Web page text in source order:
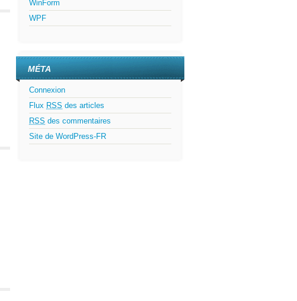
WinForm
WPF
MÉTA
Connexion
Flux RSS des articles
RSS des commentaires
Site de WordPress-FR